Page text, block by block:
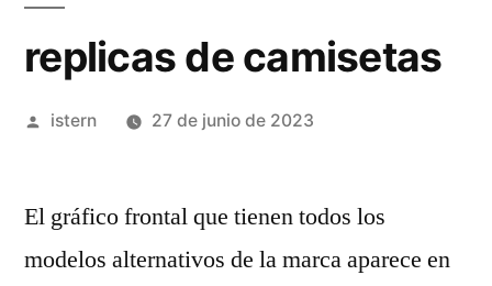
replicas de camisetas
Publicado
istern 27 de junio de 2023
El gráfico frontal que tienen todos los
modelos alternativos de la marca aparece en